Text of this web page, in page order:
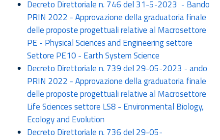
Decreto Direttoriale n. 746 del 31-5-2023 - Bando
PRIN 2022 - Approvazione della graduatoria finale
delle proposte progettuali relative al Macrosettore
PE - Physical Sciences and Engineering settore
Settore PE10 - Earth System Science
Decreto Direttoriale n. 739 del 29-05-2023 - ando
PRIN 2022 - Approvazione della graduatoria finale
delle proposte progettuali relative al Macrosettore
Life Sciences settore LS8 - Environmental Biology,
Ecology and Evolution
Decreto Direttoriale n. 736 del 29-05-